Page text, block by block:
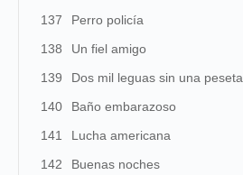
137
Perro policía
138
Un fiel amigo
139
Dos mil leguas sin una peseta
140
Baño embarazoso
141
Lucha americana
142
Buenas noches